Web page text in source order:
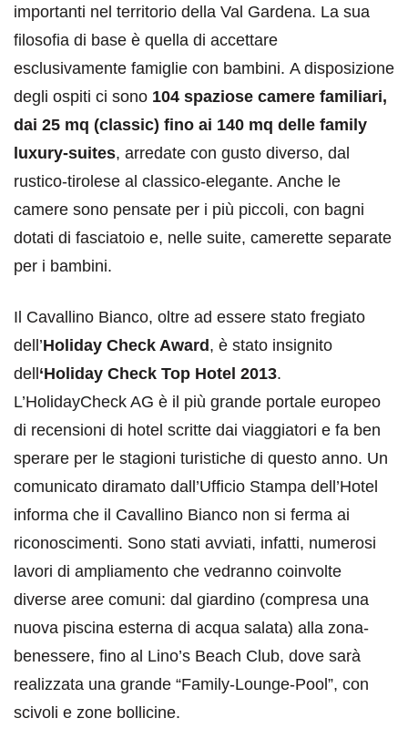
importanti nel territorio della Val Gardena. La sua
filosofia di base è quella di accettare
esclusivamente famiglie con bambini. A disposizione
degli ospiti ci sono 104 spaziose camere familiari,
dai 25 mq (classic) fino ai 140 mq delle family
luxury-suites, arredate con gusto diverso, dal
rustico-tirolese al classico-elegante. Anche le
camere sono pensate per i più piccoli, con bagni
dotati di fasciatoio e, nelle suite, camerette separate
per i bambini.
Il Cavallino Bianco, oltre ad essere stato fregiato
dell’Holiday Check Award, è stato insignito
dell‘Holiday Check Top Hotel 2013.
L’HolidayCheck AG è il più grande portale europeo
di recensioni di hotel scritte dai viaggiatori e fa ben
sperare per le stagioni turistiche di questo anno. Un
comunicato diramato dall’Ufficio Stampa dell’Hotel
informa che il Cavallino Bianco non si ferma ai
riconoscimenti. Sono stati avviati, infatti, numerosi
lavori di ampliamento che vedranno coinvolte
diverse aree comuni: dal giardino (compresa una
nuova piscina esterna di acqua salata) alla zona-
benessere, fino al Lino’s Beach Club, dove sarà
realizzata una grande “Family-Lounge-Pool”, con
scivoli e zone bollicine.